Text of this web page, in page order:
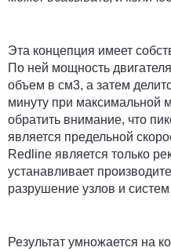
Эта концепция имеет
По ней мощность
объем в см3, а затем
минуту при максимальной
обратить внимание, что
является предельной
Redline является только
устанавливает
разрушение узлов и систем
Результат умножается на